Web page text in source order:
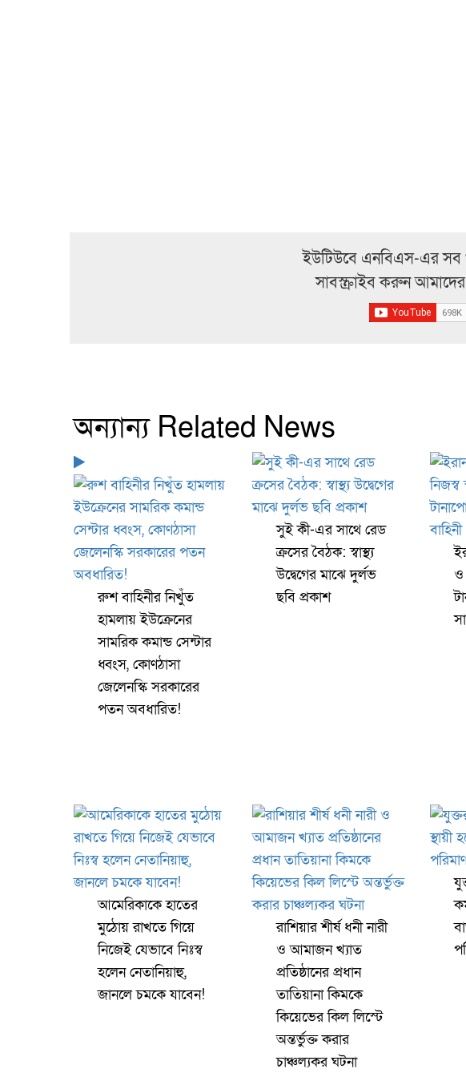
ইউটিউবে এনবিএস-এর সব
সাবস্ক্রাইব করুন আমাদের
অন্যান্য Related News
রুশ বাহিনীর নিখুঁত
হামলায় ইউক্রেনের
সামরিক কমান্ড সেন্টার
ধ্বংস, কোণঠাসা
জেলেনস্কি সরকারের
পতন অবধারিত!
সুই কী-এর সাথে রেড
ক্রসের বৈঠক: স্বাস্থ্য
উদ্বেগের মাঝে দুর্লভ
ছবি প্রকাশ
ও
আমেরিকাকে হাতের
মুঠোয় রাখতে গিয়ে
নিজেই যেভাবে নিঃস্ব
হলেন নেতানিয়াহু,
জানলে চমকে যাবেন!
রাশিয়ার শীর্ষ ধনী নারী
ও আমাজন খ্যাত
প্রতিষ্ঠানের প্রধান
তাতিয়ানা কিমকে
কিয়েভের কিল লিস্টে
অন্তর্ভুক্ত করার
চাঞ্চল্যকর ঘটনা